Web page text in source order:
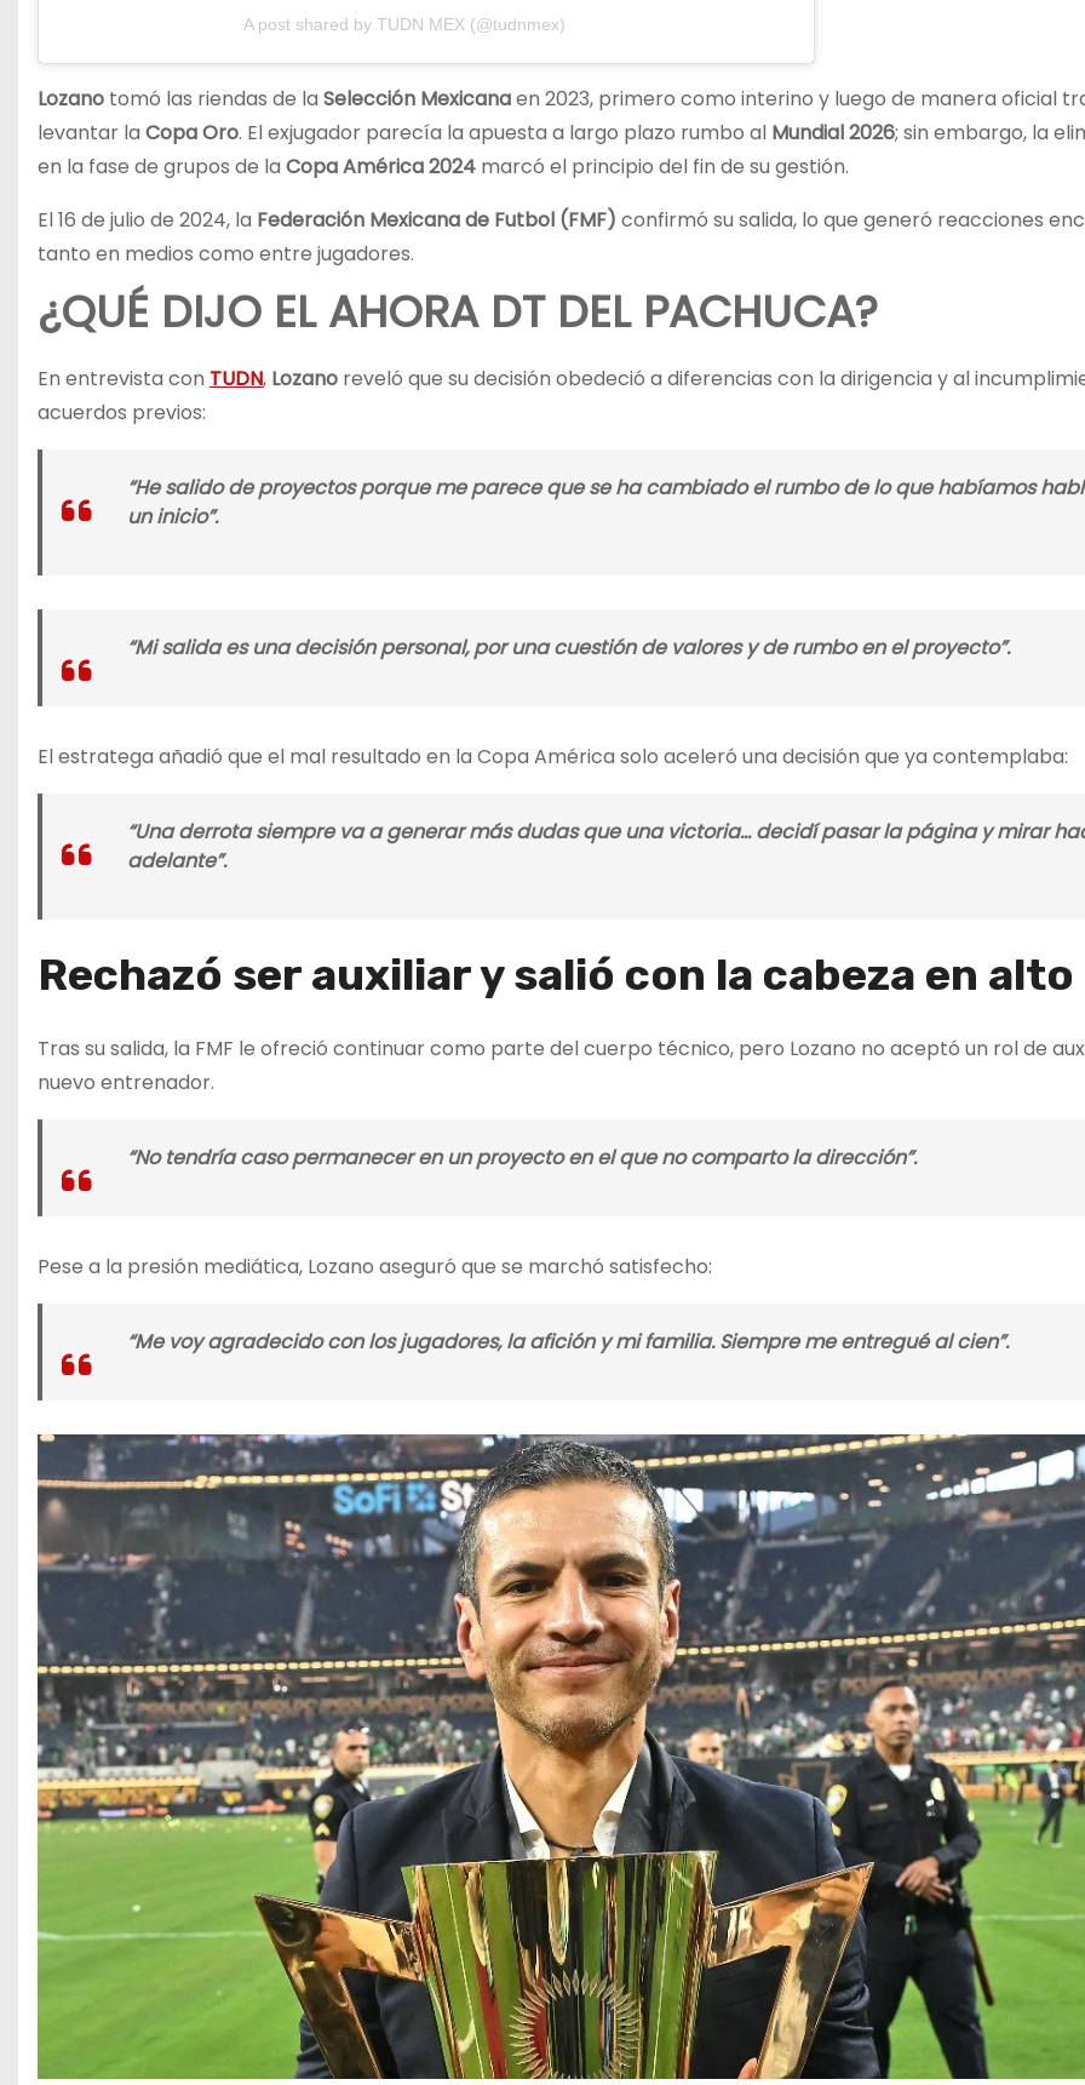
A post shared by TUDN MEX (@tudnmex)
Lozano tomó las riendas de la Selección Mexicanaen 2023, primero como interino y luego de manera oficial
levantar la Copa Oro. El exjugador parecía la apuesta a largo plazo rumbo al Mundial 2026; sin embargo, la
en la fase de grupos de la Copa América 2024 marcó el principio del fin de su gestión.
El 16 de julio de 2024, la Federación Mexicana de Futbol (FMF) confirmó su salida, lo que generó reacciones
tanto en medios como entre jugadores.
¿QUÉ DIJO EL AHORA DT DEL PACHUCA?
En entrevista con TUDN, Lozano reveló que su decisión obedeció a diferencias con la dirigencia y al
acuerdos previos:
“He salido de proyectos porque me parece que se ha cambiado el rumbo de lo que habíamos
un inicio”.
“Mi salida es una decisión personal, por una cuestión de valores y de rumbo en el proyecto”.
El estratega añadió que el mal resultado en la Copa América solo aceleró una decisión que ya contemplaba:
“Una derrota siempre va a generar más dudas que una victoria… decidí pasar la página y mirar
adelante”.
Rechazó ser auxiliar y salió con la cabeza en alto
Tras su salida, la FMF le ofreció continuar como parte del cuerpo técnico, pero Lozano no aceptó un rol de
nuevo entrenador.
“No tendría caso permanecer en un proyecto en el que no comparto la dirección”.
Pese a la presión mediática, Lozano aseguró que se marchó satisfecho:
“Me voy agradecido con los jugadores, la afición y mi familia. Siempre me entregué al cien”.